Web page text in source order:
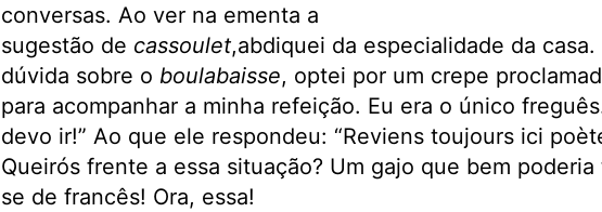
conversas. Ao ver na ementa a
sugestão de cassoulet,abdiquei da especialidade da
dúvida sobre o boulabaisse, optei por um crepe
para acompanhar a minha refeição. Eu era o único
devo ir!” Ao que ele respondeu: “Reviens toujours ici
Queirós frente a essa situação? Um gajo que bem
se de francês! Ora, essa!